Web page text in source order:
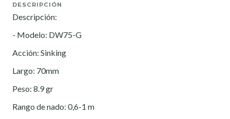
DESCRIPCIÓN
Descripción:
- Modelo: DW75-G
Acción: Sinking
Largo: 70mm
Peso: 8.9 gr
Rango de nado: 0,6-1 m